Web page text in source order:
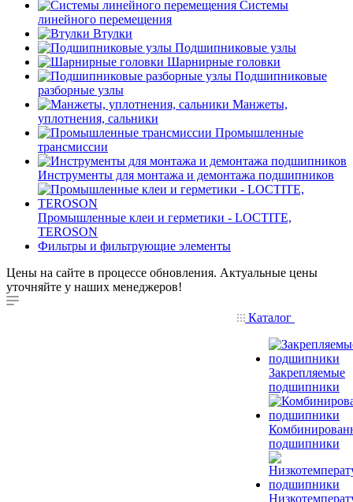
Системы
линейного перемещения
Втулки
Подшипниковые узлы
Шарнирные головки
Подшипниковые
разборные узлы
Манжеты,
уплотнения, сальники
Промышленные
трансмиссии
Инструменты для монтажа и демонтажа подшипников
Промышленные клеи и герметики - LOCTITE,
TEROSON
Фильтры и фильтрующие элементы
Цены на сайте в процессе обновления. Актуальные цены
уточняйте у наших менеджеров!
Каталог
Закрепляемые
подшипники
подшипники